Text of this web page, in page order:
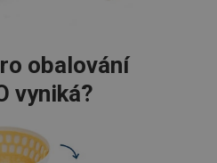
obalování
vyniká?